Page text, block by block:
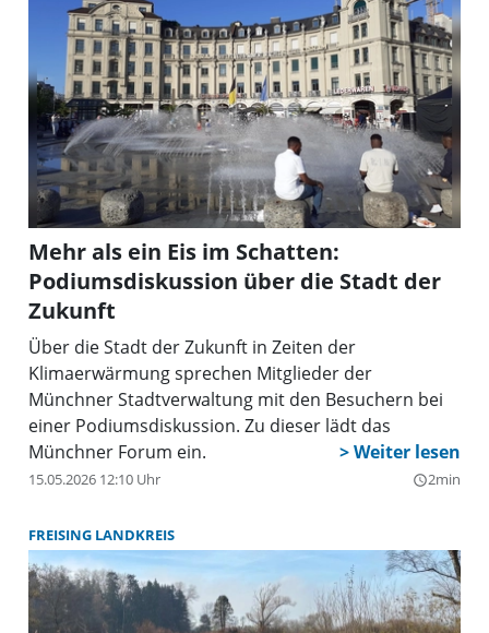
Mehr als ein Eis im Schatten:
Podiumsdiskussion über die Stadt der
Zukunft
Über die Stadt der Zukunft in Zeiten der
Klimaerwärmung sprechen Mitglieder der
Münchner Stadtverwaltung mit den Besuchern bei
einer Podiumsdiskussion. Zu dieser lädt das
Münchner Forum ein.
15.05.2026 12:10 Uhr query_builder2min
FREISING LANDKREIS